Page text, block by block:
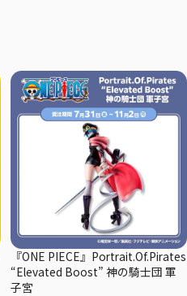
『ONE PIECE』Portrait.Of.Pirates
“Elevated Boost” 神の騎士団 軍
子宮